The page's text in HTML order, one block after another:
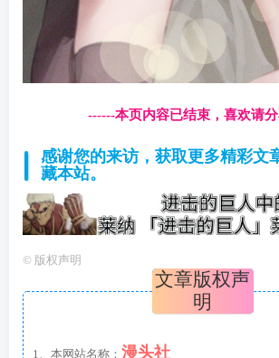
------本页内容已结束，喜欢请
感谢您的来访，获取更多精彩文
藏本站。
© 版权声明
文章版权声
明
1、本网站名称： 漫头社